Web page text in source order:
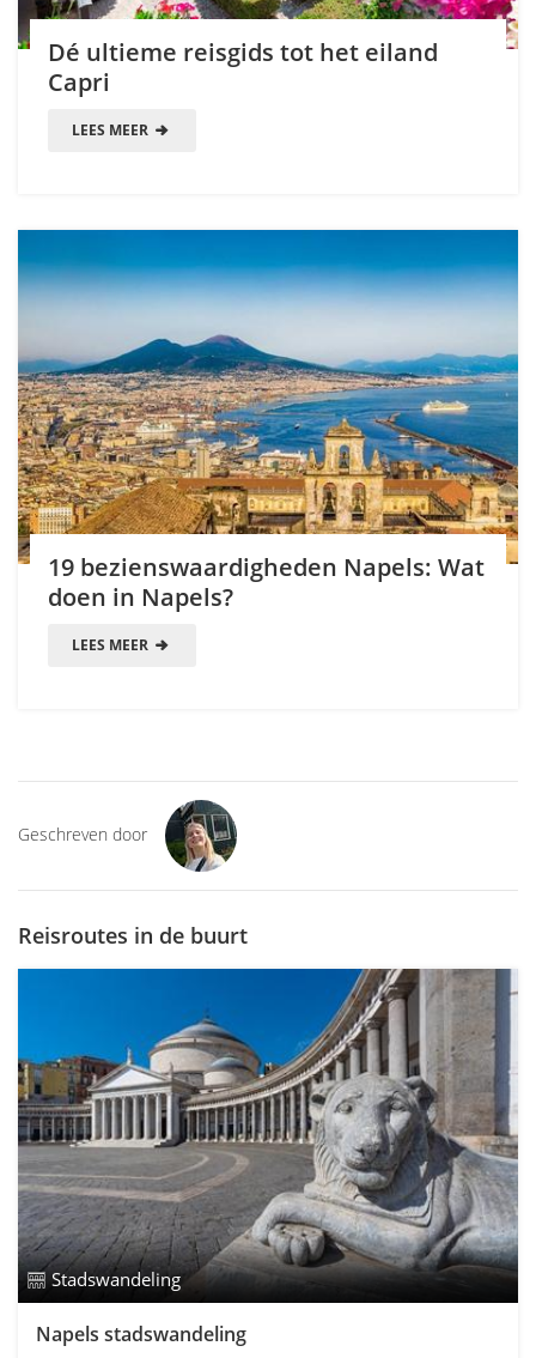
Dé ultieme reisgids tot het eiland
Capri
LEES MEER
19 bezienswaardigheden Napels: Wat
doen in Napels?
LEES MEER
Geschreven door
Reisroutes in de buurt
Stadswandeling
Napels stadswandeling